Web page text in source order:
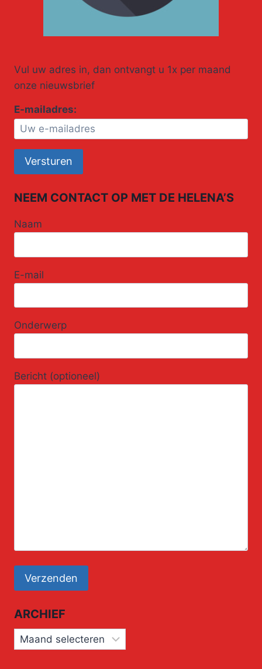
Vul uw adres in, dan ontvangt u 1x per maand
onze nieuwsbrief
E-mailadres:
NEEM CONTACT OP MET DE HELENA’S
Naam
E-mail
Onderwerp
Bericht (optioneel)
ARCHIEF
Archief